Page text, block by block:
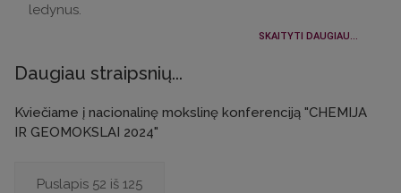
ledynus.
SKAITYTI DAUGIAU...
Daugiau straipsnių...
Kviečiame į nacionalinę mokslinę konferenciją "CHEMIJA
IR GEOMOKSLAI 2024"
Puslapis 52 iš 125